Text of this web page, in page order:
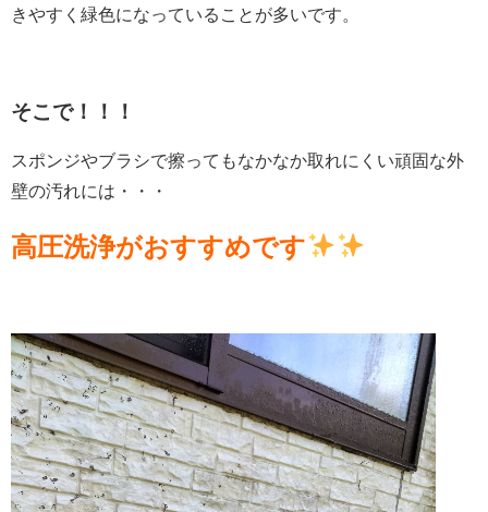
きやすく緑色になっていることが多いです。
そこで！！！
スポンジやブラシで擦ってもなかなか取れにくい頑固な外
壁の汚れには・・・
高圧洗浄がおすすめです